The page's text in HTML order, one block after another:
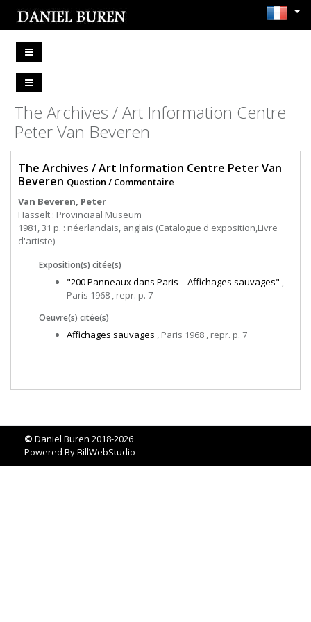
The Archives / Art Information Centre
Peter Van Beveren
The Archives / Art Information Centre Peter Van
Beveren Question / Commentaire
Van Beveren, Peter
Hasselt : Provinciaal Museum
1981, 31 p. : néerlandais, anglais (Catalogue d'exposition,Livre
d'artiste)
Exposition(s) citée(s)
"200 Panneaux dans Paris – Affichages sauvages" ,
Paris 1968 , repr. p. 7
Oeuvre(s) citée(s)
Affichages sauvages , Paris 1968 , repr. p. 7
© Daniel Buren 2018-2026
Powered ByBillWebStudio